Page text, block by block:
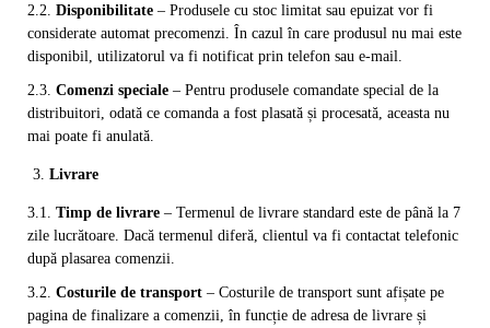
2.2. Disponibilitate – Produsele cu stoc limitat sau epuizat vor fi
considerate automat precomenzi. În cazul în care produsul nu mai este
disponibil, utilizatorul va fi notificat prin telefon sau e-mail.
2.3. Comenzi speciale – Pentru produsele comandate special de la
distribuitori, odată ce comanda a fost plasată și procesată, aceasta nu
mai poate fi anulată.
Livrare
3.1. Timp de livrare – Termenul de livrare standard este de până la 7
zile lucrătoare. Dacă termenul diferă, clientul va fi contactat telefonic
după plasarea comenzii.
3.2. Costurile de transport – Costurile de transport sunt afișate pe
pagina de finalizare a comenzii, în funcție de adresa de livrare și